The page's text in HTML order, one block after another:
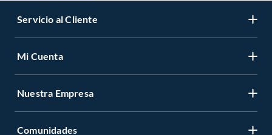
Servicio al Cliente
Mi Cuenta
Nuestra Empresa
Comunidades